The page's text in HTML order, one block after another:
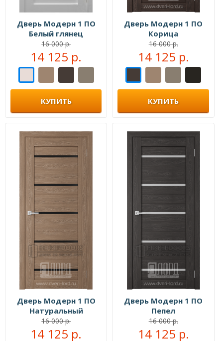
Дверь Модерн 1 ПО
Белый глянец
16 000 р.
14 125 р.
КУПИТЬ
Дверь Модерн 1 ПО
Корица
16 000 р.
14 125 р.
КУПИТЬ
Дверь Модерн 1 ПО
Натуральный
16 000 р.
14 125 р.
Дверь Модерн 1 ПО
Пепел
16 000 р.
14 125 р.